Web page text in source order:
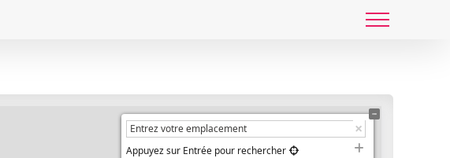
Appuyez sur Entrée pour rechercher